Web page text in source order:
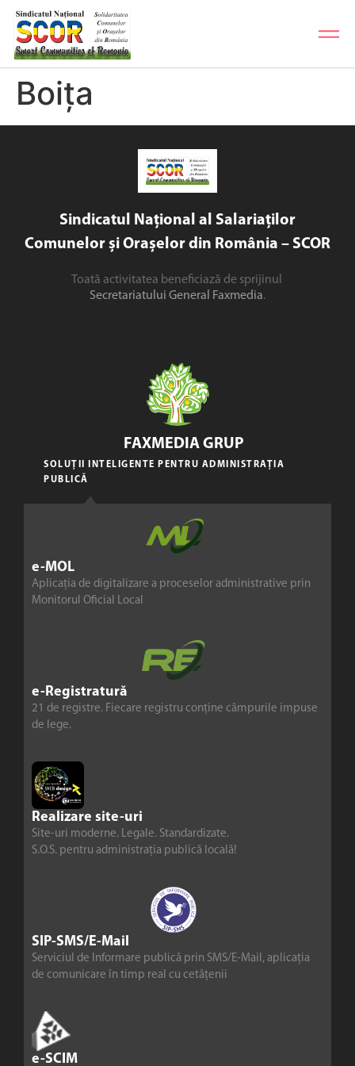
Boița
Sindicatul Național al Salariaților
Comunelor și Orașelor din România – SCOR
Toată activitatea beneficiază de sprijinul
Secretariatului General Faxmedia.
e-MOL
Aplicația de digitalizare a proceselor administrative prin
Monitorul Oficial Local
e-Registratură
21 de registre. Fiecare registru conține câmpurile impuse
de lege.
Realizare site-uri
Site-uri moderne. Legale. Standardizate.
S.O.S. pentru administrația publică locală!
SIP-SMS/E-Mail
Serviciul de Informare publică prin SMS/E-Mail, aplicația
de comunicare în timp real cu cetățenii
e-SCIM
FAXMEDIA GRUP
SOLUȚII INTELIGENTE PENTRU ADMINISTRAȚIA
PUBLICĂ